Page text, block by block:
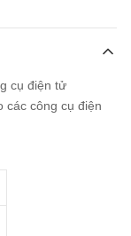
cụ điện tử
các công cụ điện